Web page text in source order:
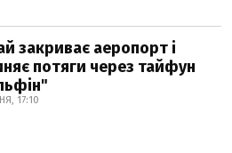
закриває аеропорт і
потяги через тайфун
17:10